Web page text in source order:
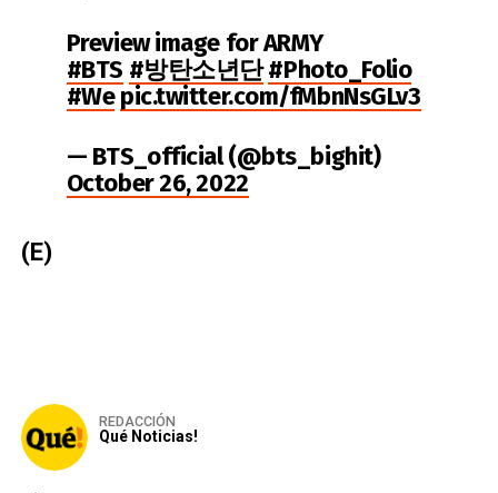
Preview image for ARMY
#BTS #방탄소년단#Photo_Folio
#We pic.twitter.com/fMbnNsGLv3
— BTS_official (@bts_bighit)
October 26, 2022
(E)
REDACCIÓN
Qué Noticias!